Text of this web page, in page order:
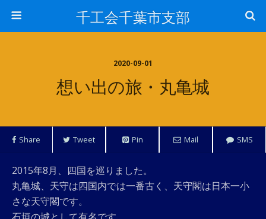
千工会千葉市支部
2020-09-01
想い出の旅・丸亀城
Share Tweet Pin Mail SMS
2015年8月、四国を巡りました。
丸亀城、天守は四国内では一番古く、天守閣は日本一小
さな天守閣です。